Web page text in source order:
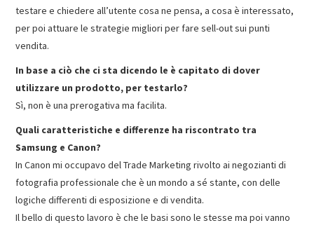
testare e chiedere all’utente cosa ne pensa, a cosa è interessato,
per poi attuare le strategie migliori per fare sell-out sui punti
vendita.
In base a ciò che ci sta dicendo le è capitato di dover
utilizzare un prodotto, per testarlo?
Sì, non è una prerogativa ma facilita.
Quali caratteristiche e differenze ha riscontrato tra
Samsung e Canon?
In Canon mi occupavo del Trade Marketing rivolto ai negozianti di
fotografia professionale che è un mondo a sé stante, con delle
logiche differenti di esposizione e di vendita.
Il bello di questo lavoro è che le basi sono le stesse ma poi vanno